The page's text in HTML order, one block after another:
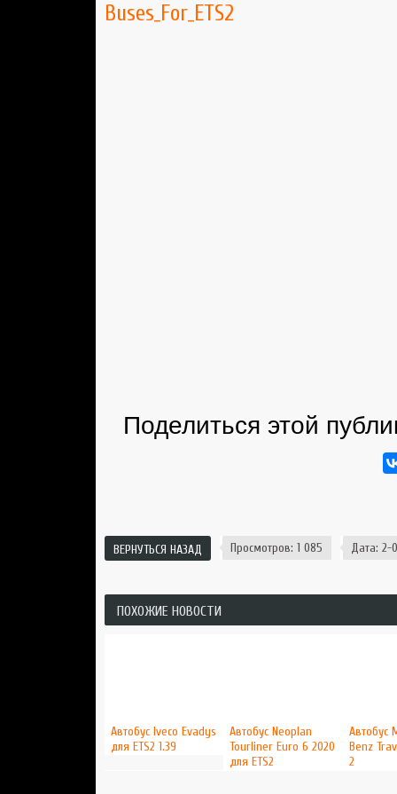
Buses_For_ETS2
Поделиться этой
ВЕРНУТЬСЯ НАЗАД Просмотров: 1 085 Дата: 2-
ПОХОЖИЕ НОВОСТИ
Автобус Iveco Evadys
для ETS2 1.39
Автобус Neoplan
Tourliner Euro 6 2020
для ETS2
Автобус
Benz
2